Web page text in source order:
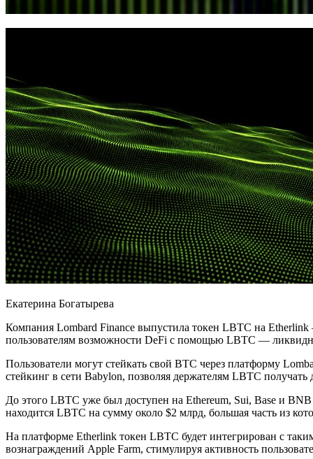
Екатерина Богатырева
Компания Lombard Finance выпустила токен LBTC на Etherlink
пользователям возможности DeFi с помощью LBTC —
Пользователи могут стейкать свой BTC через платформу
стейкинг в сети Babylon, позволяя держателям LBTC получать
До этого LBTC уже был доступен на Ethereum, Sui, Base и
находится LBTC на сумму около $2 млрд, большая часть из
На платформе Etherlink токен LBTC будет интегрирован с
вознаграждений Apple Farm, стимулируя активность